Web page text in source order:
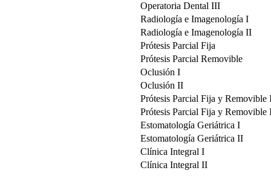
Operatoria Dental III
Radiología e Imagenología I
Radiología e Imagenología II
Prótesis Parcial Fija
Prótesis Parcial Removible
Oclusión I
Oclusión II
Prótesis Parcial Fija y Removible
Prótesis Parcial Fija y Removible
Estomatología Geriátrica I
Estomatología Geriátrica II
Clínica Integral I
Clínica Integral II